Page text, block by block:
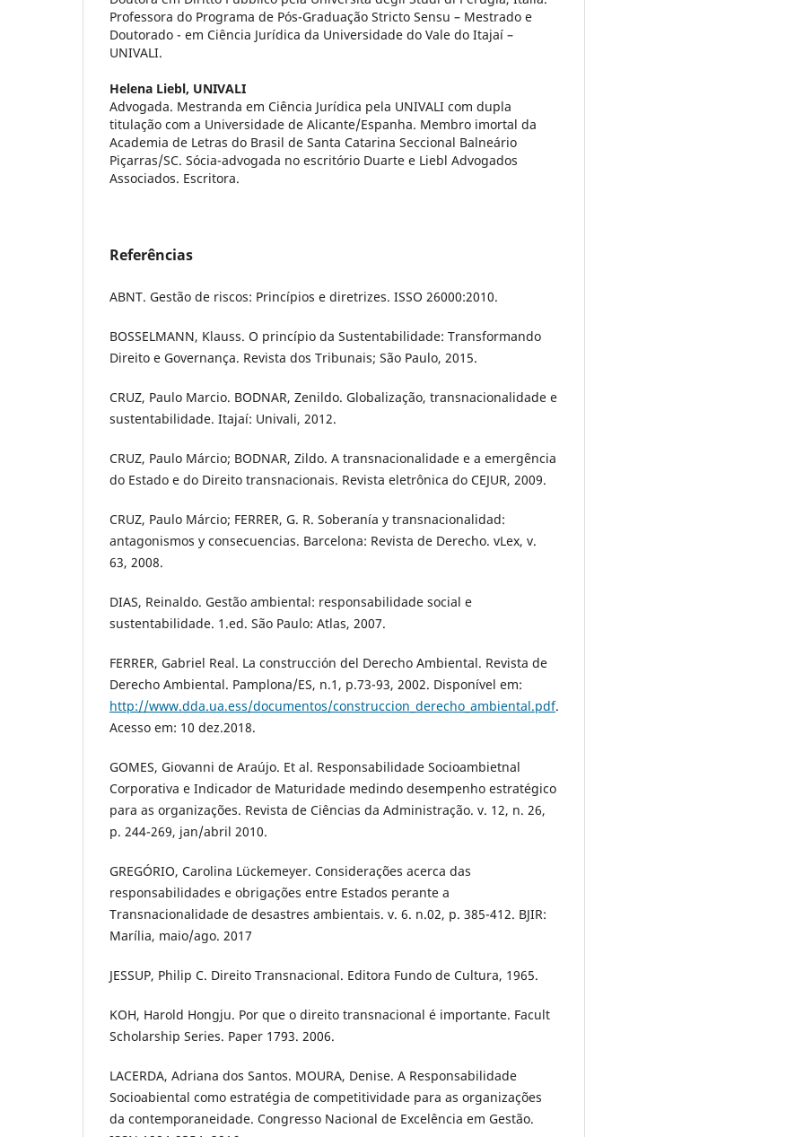
Professora do Programa de Pós-Graduação Stricto Sensu – Mestrado e
Doutorado - em Ciência Jurídica da Universidade do Vale do Itajaí –
UNIVALI.
Helena Liebl, UNIVALI
Advogada. Mestranda em Ciência Jurídica pela UNIVALI com dupla
titulação com a Universidade de Alicante/Espanha. Membro imortal da
Academia de Letras do Brasil de Santa Catarina Seccional Balneário
Piçarras/SC. Sócia-advogada no escritório Duarte e Liebl Advogados
Associados. Escritora.
Referências
ABNT. Gestão de riscos: Princípios e diretrizes. ISSO 26000:2010.
BOSSELMANN, Klauss. O princípio da Sustentabilidade: Transformando
Direito e Governança. Revista dos Tribunais; São Paulo, 2015.
CRUZ, Paulo Marcio. BODNAR, Zenildo. Globalização, transnacionalidade e
sustentabilidade. Itajaí: Univali, 2012.
CRUZ, Paulo Márcio; BODNAR, Zildo. A transnacionalidade e a emergência
do Estado e do Direito transnacionais. Revista eletrônica do CEJUR, 2009.
CRUZ, Paulo Márcio; FERRER, G. R. Soberanía y transnacionalidad:
antagonismos y consecuencias. Barcelona: Revista de Derecho. vLex, v.
63, 2008.
DIAS, Reinaldo. Gestão ambiental: responsabilidade social e
sustentabilidade. 1.ed. São Paulo: Atlas, 2007.
FERRER, Gabriel Real. La construcción del Derecho Ambiental. Revista de
Derecho Ambiental. Pamplona/ES, n.1, p.73-93, 2002. Disponível em:
http://www.dda.ua.ess/documentos/construccion_derecho_ambiental.pdf.
Acesso em: 10 dez.2018.
GOMES, Giovanni de Araújo. Et al. Responsabilidade Socioambietnal
Corporativa e Indicador de Maturidade medindo desempenho estratégico
para as organizações. Revista de Ciências da Administração. v. 12, n. 26,
p. 244-269, jan/abril 2010.
GREGÓRIO, Carolina Lückemeyer. Considerações acerca das
responsabilidades e obrigações entre Estados perante a
Transnacionalidade de desastres ambientais. v. 6. n.02, p. 385-412. BJIR:
Marília, maio/ago. 2017
JESSUP, Philip C. Direito Transnacional. Editora Fundo de Cultura, 1965.
KOH, Harold Hongju. Por que o direito transnacional é importante. Facult
Scholarship Series. Paper 1793. 2006.
LACERDA, Adriana dos Santos. MOURA, Denise. A Responsabilidade
Socioabiental como estratégia de competitividade para as organizações
da contemporaneidade. Congresso Nacional de Excelência em Gestão.